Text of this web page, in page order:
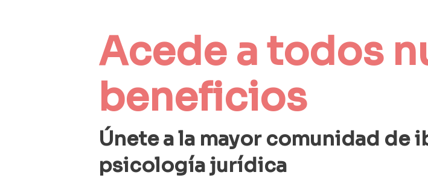
Acede a todos
beneficios
Únete a la mayor comunidad de
psicología jurídica